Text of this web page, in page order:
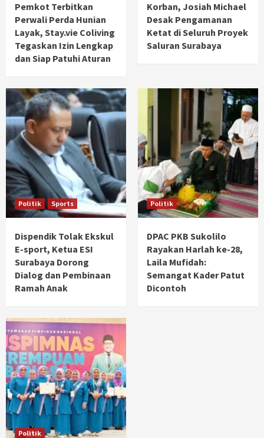
Pemkot Terbitkan
Perwali Perda Hunian
Layak, Stay.vie Coliving
Tegaskan Izin Lengkap
dan Siap Patuhi Aturan
Korban, Josiah Michael
Desak Pengamanan
Ketat di Seluruh Proyek
Saluran Surabaya
Politik Sports
Dispendik Tolak Ekskul
E-sport, Ketua ESI
Surabaya Dorong
Dialog dan Pembinaan
Ramah Anak
Politik
DPAC PKB Sukolilo
Rayakan Harlah ke-28,
Laila Mufidah:
Semangat Kader Patut
Dicontoh
Politik